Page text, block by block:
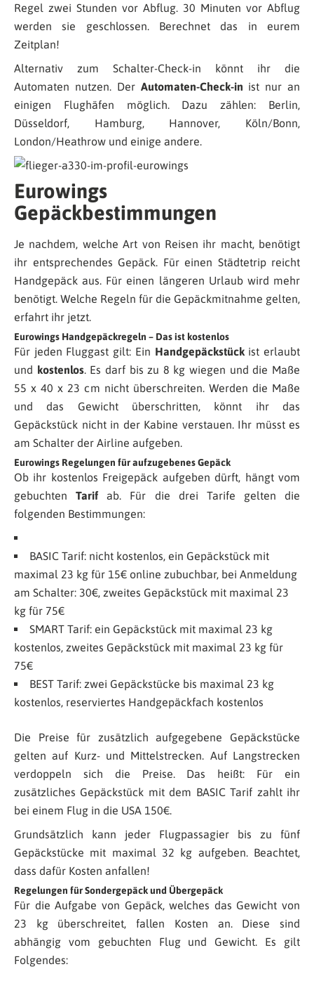
Regel zwei Stunden vor Abflug. 30 Minuten vor Abflug
werden sie geschlossen. Berechnet das in eurem
Zeitplan!
Alternativ zum Schalter-Check-in könnt ihr die
Automaten nutzen. Der Automaten-Check-in ist nur an
einigen Flughäfen möglich. Dazu zählen: Berlin,
Düsseldorf, Hamburg, Hannover, Köln/Bonn,
London/Heathrow und einige andere.
Eurowings
Gepäckbestimmungen
Je nachdem, welche Art von Reisen ihr macht, benötigt
ihr entsprechendes Gepäck. Für einen Städtetrip reicht
Handgepäck aus. Für einen längeren Urlaub wird mehr
benötigt. Welche Regeln für die Gepäckmitnahme gelten,
erfahrt ihr jetzt.
Eurowings Handgepäckregeln – Das ist kostenlos
Für jeden Fluggast gilt: Ein Handgepäckstückist erlaubt
und
kostenlos. Es darf bis zu 8 kg wiegen und die Maße
55 x 40 x 23 cm nicht überschreiten. Werden die Maße
und das Gewicht überschritten, könnt ihr das
Gepäckstück nicht in der Kabine verstauen. Ihr müsst es
am Schalter der Airline aufgeben.
Eurowings Regelungen für aufzugebenes Gepäck
Ob ihr kostenlos Freigepäck aufgeben dürft, hängt vom
gebuchten Tarifab. Für die drei Tarife gelten die
folgenden Bestimmungen:
BASIC Tarif: nicht kostenlos, ein Gepäckstück mit
maximal 23 kg für 15€ online zubuchbar, bei Anmeldung
am Schalter: 30€, zweites Gepäckstück mit maximal 23
kg für 75€
SMART Tarif: ein Gepäckstück mit maximal 23 kg
kostenlos, zweites Gepäckstück mit maximal 23 kg für
75€
BEST Tarif: zwei Gepäckstücke bis maximal 23 kg
kostenlos, reserviertes Handgepäckfach kostenlos
Die Preise für zusätzlich aufgegebene Gepäckstücke
gelten auf Kurz- und Mittelstrecken. Auf Langstrecken
verdoppeln sich die Preise. Das heißt: Für ein
zusätzliches Gepäckstück mit dem BASIC Tarif zahlt ihr
bei einem Flug in die USA 150€.
Grundsätzlich kann jeder Flugpassagier bis zu fünf
Gepäckstücke mit maximal 32 kg aufgeben. Beachtet,
dass dafür Kosten anfallen!
Regelungen für Sondergepäck und Übergepäck
Für die Aufgabe von Gepäck, welches das Gewicht von
23 kg überschreitet, fallen Kosten an. Diese sind
abhängig vom gebuchten Flug und Gewicht. Es gilt
Folgendes: